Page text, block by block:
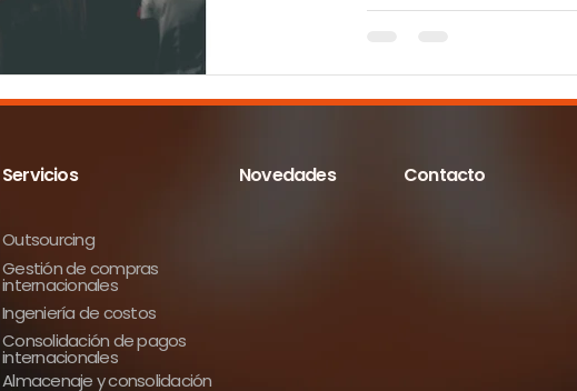
Contacto
Outsourcing
Ingeniería de costos
Gestión de compras
internacionales
Consolidación de pagos
internacionales
Almacenaje y consolidación
Servicios Novedades